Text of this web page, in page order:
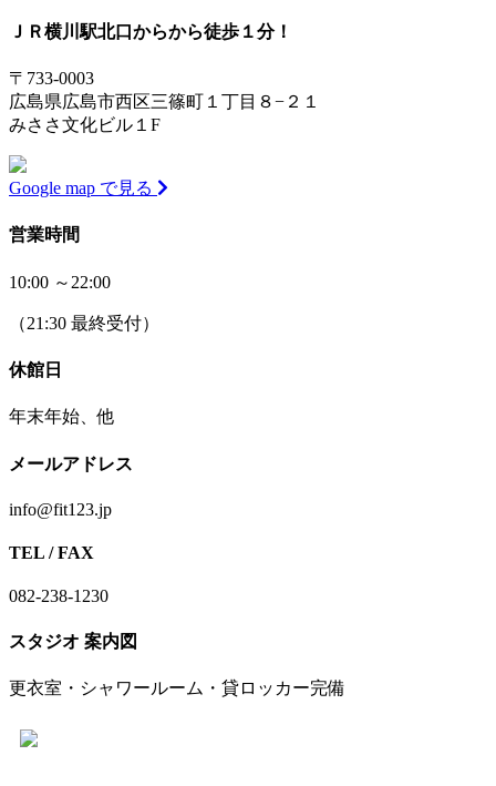
ＪＲ横川駅北口からから徒歩１分！
〒733-0003
広島県広島市西区三篠町１丁目８−２１
みささ文化ビル１F
Google map で見る
営業時間
10:00 ～22:00
（21:30 最終受付）
休館日
年末年始、他
メールアドレス
info@fit123.jp
TEL / FAX
082-238-1230
スタジオ 案内図
更衣室・シャワールーム・貸ロッカー完備